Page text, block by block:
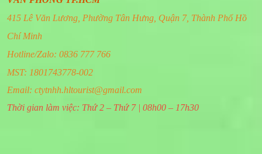
415 Lê Văn Lương, Phường Tân Hưng, Quận 7, Thành Phố Hồ
Chí Minh
Hotline/Zalo: 0836 777 766
MST: 1801743778-002
Email: ctytnhh.hltourist@gmail.com
Thời gian làm việc: Thứ 2 – Thứ 7 | 08h00 – 17h30